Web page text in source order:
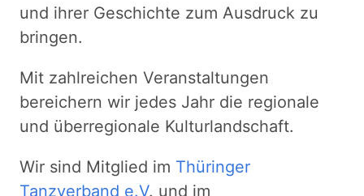
und ihrer Geschichte zum Ausdruck zu
bringen.
Mit zahlreichen Veranstaltungen
bereichern wir jedes Jahr die regionale
und überregionale Kulturlandschaft.
Wir sind Mitglied im Thüringer
Tanzverband e.V. und im